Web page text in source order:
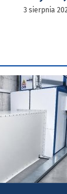
3 sierpnia